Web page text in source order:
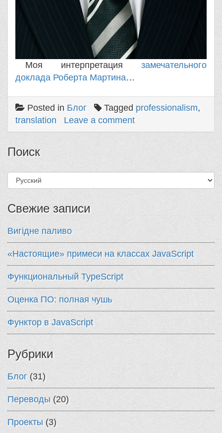
Моя интерпретация замечательного
доклада Роберта Мартина…
Posted in Блог Tagged professionalism,
translation
Leave a comment
Поиск
Выбрать
язык
Свежие записи
Вигідне паливо
«Настоящие» примеси на классах JavaScript
Функциональный TypeScript
Оценка ПО: полная чушь
Функтор в JavaScript
Рубрики
Блог (31)
Переводы (20)
Проекты (3)